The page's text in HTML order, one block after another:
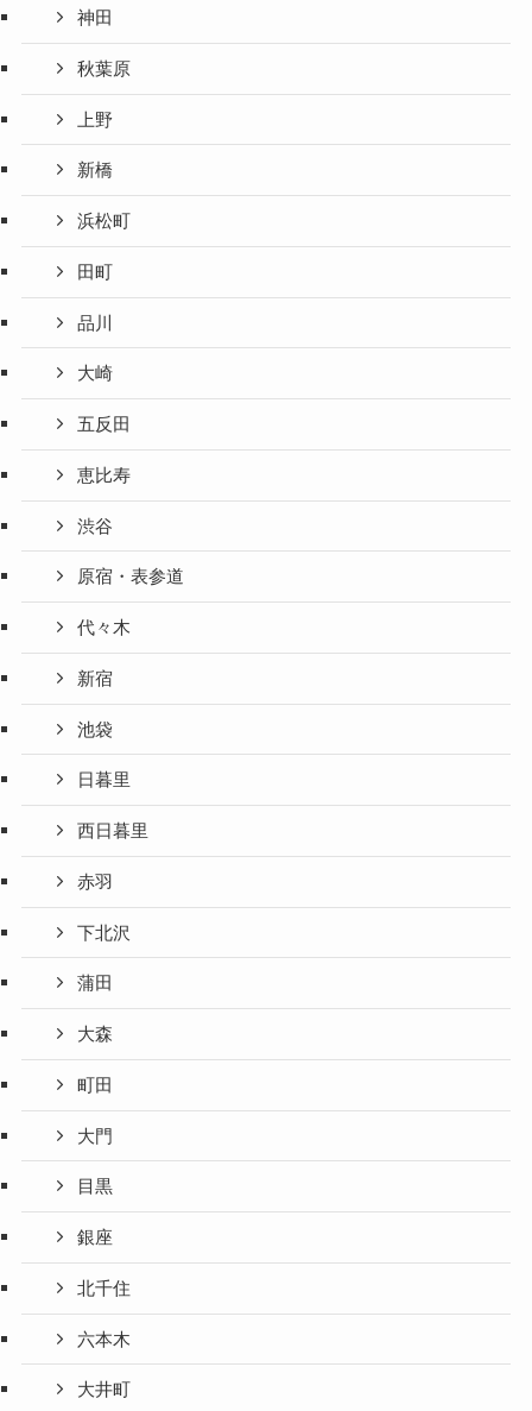
神田
秋葉原
上野
新橋
浜松町
田町
品川
大崎
五反田
恵比寿
渋谷
原宿・表参道
代々木
新宿
池袋
日暮里
西日暮里
赤羽
下北沢
蒲田
大森
町田
大門
目黒
銀座
北千住
六本木
大井町